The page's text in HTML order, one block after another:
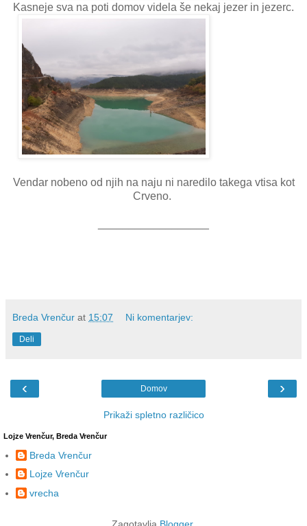
Kasneje sva na poti domov videla še nekaj jezer in jezerc.
Vendar nobeno od njih na naju ni naredilo takega vtisa kot
Crveno.
Breda Vrenčur at 15:07 Ni komentarjev:
Deli
‹ ›
Domov
Prikaži spletno različico
Lojze Vrenčur, Breda Vrenčur
Breda Vrenčur
Lojze Vrenčur
vrecha